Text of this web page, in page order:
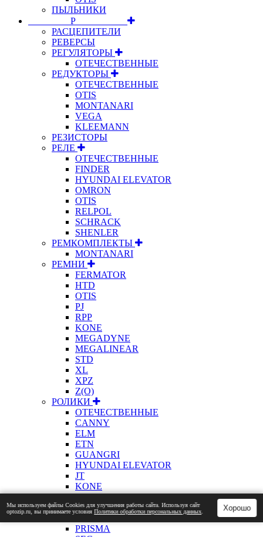
ПЫЛЬНИКИ
⠀⠀⠀⠀⠀⠀Р⠀⠀⠀⠀⠀⠀⠀
РАСЦЕПИТЕЛИ
РЕВЕРСЫ
РЕГУЛЯТОРЫ
ОТЕЧЕСТВЕННЫЕ
РЕДУКТОРЫ
ОТЕЧЕСТВЕННЫЕ
OTIS
MONTANARI
VEGA
KLEEMANN
РЕЗИСТОРЫ
РЕЛЕ
ОТЕЧЕСТВЕННЫЕ
FINDER
HYUNDAI ELEVATOR
OMRON
OTIS
RELPOL
SCHRACK
SHENLER
РЕМКОМПЛЕКТЫ
MONTANARI
РЕМНИ
FERMATOR
HTD
OTIS
PJ
RPP
KONE
MEGADYNE
MEGALINEAR
STD
XL
XPZ
Z(О)
РОЛИКИ
ОТЕЧЕСТВЕННЫЕ
CANNY
ELM
ETN
GUANGRI
HYUNDAI ELEVATOR
JT
KONE
ЛАТРЭС
MITSUBISHI
OTIS
PRISMA
Мы используем файлы Сookies для улучшения работы сайта. Используя сайт
optozip.ru, вы принимаете условияПолитики обработки персональных данных Хорошо